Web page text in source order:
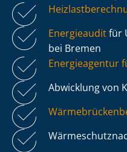
Energieauditfür
bei Bremen
Energieagentur
Abwicklung von